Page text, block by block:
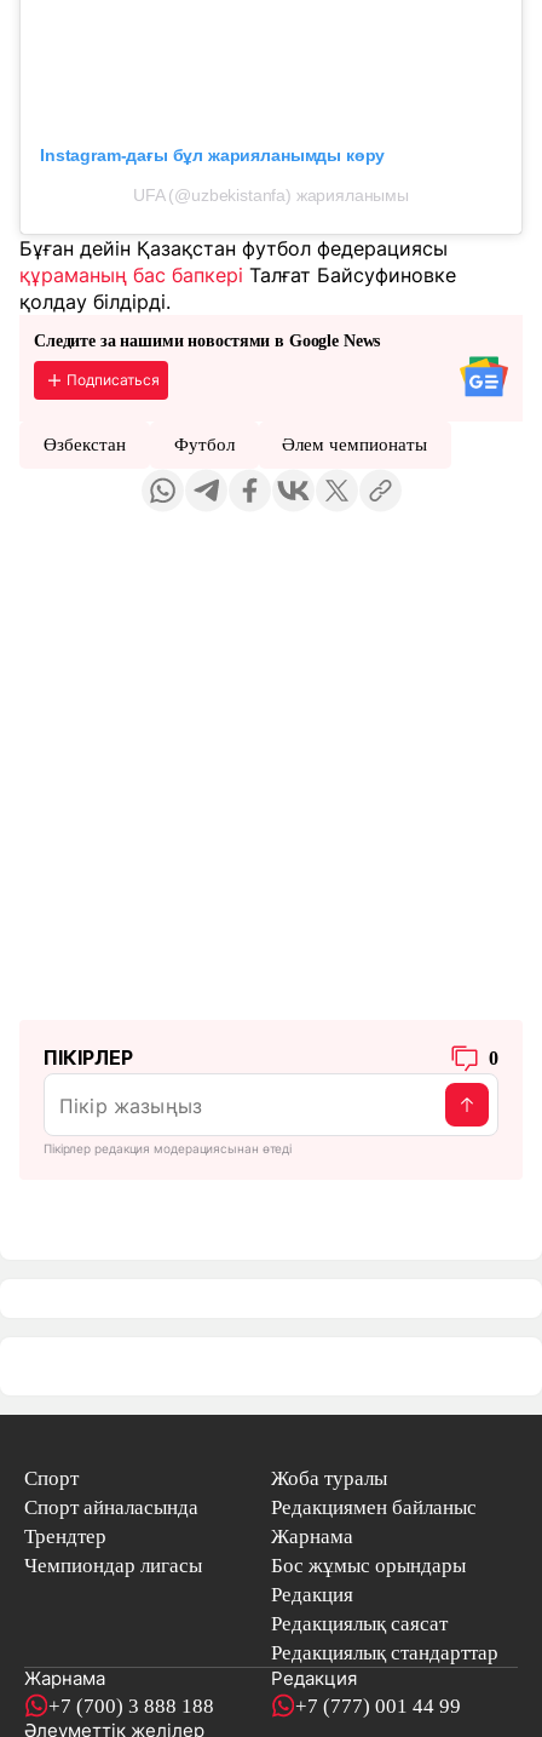
Instagram-дағы бұл жарияланымды көру
UFA (@uzbekistanfa) жарияланымы
Бұған дейін Қазақстан футбол федерациясы
құраманың бас бапкері Талғат Байсуфиновке
қолдау білдірді.
Следите за нашими новостями в Google News
Подписаться
Өзбекстан Футбол Әлем чемпионаты
ПІКІРЛЕР 0
Пікірлер редакция модерациясынан өтеді
Спорт
Спорт айналасында
Трендтер
Чемпиондар лигасы
Жоба туралы
Редакциямен байланыс
Жарнама
Бос жұмыс орындары
Редакция
Редакциялық саясат
Редакциялық стандарттар
Жарнама
+7 (700) 3 888 188
Редакция
+7 (777) 001 44 99
Әлеуметтік желілер